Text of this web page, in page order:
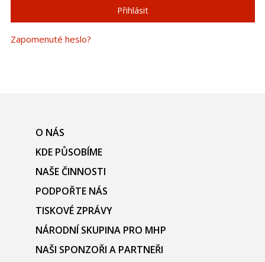
Zapomenuté heslo?
O NÁS
KDE PŮSOBÍME
NAŠE ČINNOSTI
PODPOŘTE NÁS
TISKOVÉ ZPRÁVY
NÁRODNÍ SKUPINA PRO MHP
NAŠI SPONZOŘI A PARTNEŘI